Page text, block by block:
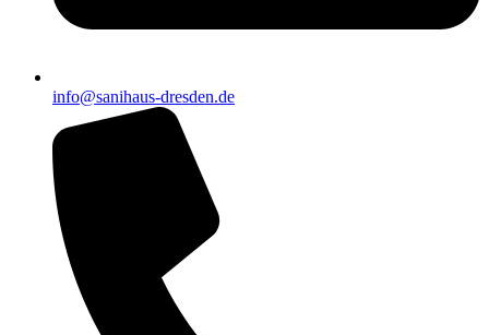
info@sanihaus-dresden.de